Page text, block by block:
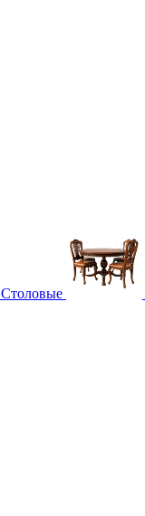
Столовые